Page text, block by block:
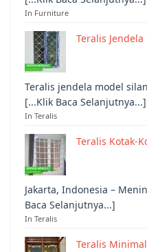
In Furniture
Teralis
Teralis jendela model
[...Klik Baca Selanjutnya...]
In Teralis
Teralis Kotak-
Jakarta, Indonesia –
Baca Selanjutnya...]
In Teralis
Teralis